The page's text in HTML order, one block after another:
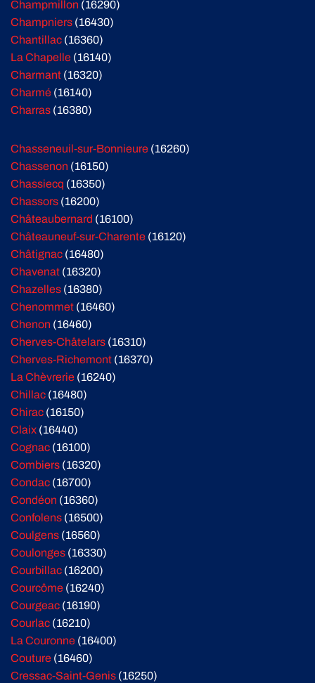
Champmillon (16290)
Champniers (16430)
Chantillac (16360)
La Chapelle (16140)
Charmant (16320)
Charmé (16140)
Charras (16380)
Chasseneuil-sur-Bonnieure (16260)
Chassenon (16150)
Chassiecq (16350)
Chassors (16200)
Châteaubernard (16100)
Châteauneuf-sur-Charente (16120)
Châtignac (16480)
Chavenat (16320)
Chazelles (16380)
Chenommet (16460)
Chenon (16460)
Cherves-Châtelars (16310)
Cherves-Richemont (16370)
La Chèvrerie (16240)
Chillac (16480)
Chirac (16150)
Claix (16440)
Cognac (16100)
Combiers (16320)
Condac (16700)
Condéon (16360)
Confolens (16500)
Coulgens (16560)
Coulonges (16330)
Courbillac (16200)
Courcôme (16240)
Courgeac (16190)
Courlac (16210)
La Couronne (16400)
Couture (16460)
Cressac-Saint-Genis (16250)